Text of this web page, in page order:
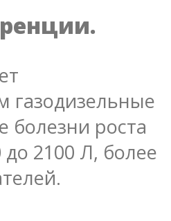
газодизельные
болезни роста
2100 Л, более